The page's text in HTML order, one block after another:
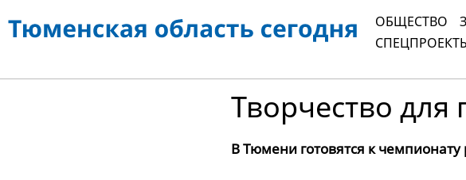
ОБЩЕСТВО
Творчество для
В Тюмени готовятся к